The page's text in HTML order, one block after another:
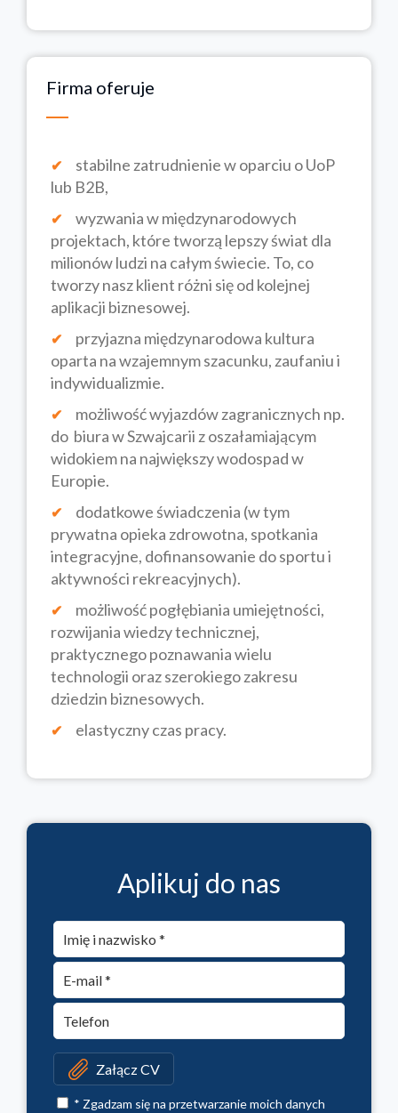
Firma oferuje
stabilne zatrudnienie w oparciu o UoP
lub B2B,
wyzwania w międzynarodowych
projektach, które tworzą lepszy świat dla
milionów ludzi na całym świecie. To, co
tworzy nasz klient różni się od kolejnej
aplikacji biznesowej.
przyjazna międzynarodowa kultura
oparta na wzajemnym szacunku, zaufaniu i
indywidualizmie.
możliwość wyjazdów zagranicznych np.
do biura w Szwajcarii z oszałamiającym
widokiem na największy wodospad w
Europie.
dodatkowe świadczenia (w tym
prywatna opieka zdrowotna, spotkania
integracyjne, dofinansowanie do sportu i
aktywności rekreacyjnych).
możliwość pogłębiania umiejętności,
rozwijania wiedzy technicznej,
praktycznego poznawania wielu
technologii oraz szerokiego zakresu
dziedzin biznesowych.
elastyczny czas pracy.
Aplikuj do nas
Załącz CV
* Zgadzam się na przetwarzanie moich danych